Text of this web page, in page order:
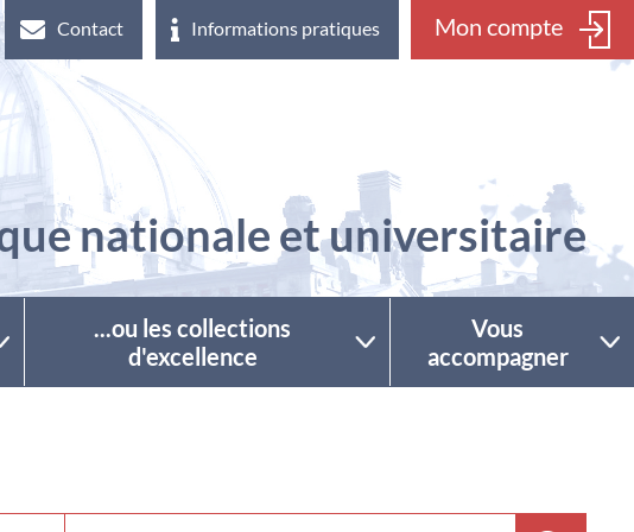
Contact Informations pratiques Mon compte
nationale et universitaire
...ou les collections
d'excellence
Vous
accompagner